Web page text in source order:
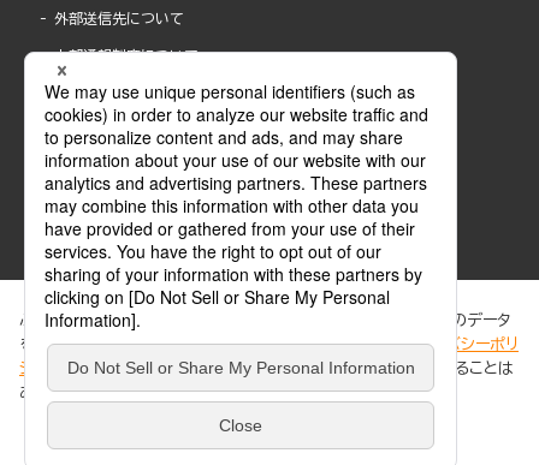
外部送信先について
内部通報制度について
ABJマークは、この電子書店・電子書籍配信サービスが、著作権者からコンテンツ使用許諾を
得た正規版配信サービスであることを示す登録商標(登録番号 第6091713号)です。
ABJマークの詳細、ABJマークを掲示しているサービスの一覧はこちら。
ぶんか社が運営するサイトでは、利便性向上のためにCookie等のデータ
を使用しています。 当社のCookieについての詳細は、「プライバシーポリ
シー
」をご覧ください。当サイトでは、訪問者の個人情報を追跡することは
ありません。